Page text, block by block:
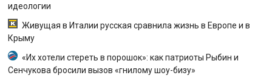
идеологии
Живущая в Италии русская сравнила жизнь в Европе и в
Крыму
«Их хотели стереть в порошок»: как патриоты Рыбин и
Сенчукова бросили вызов «гнилому шоу-бизу»